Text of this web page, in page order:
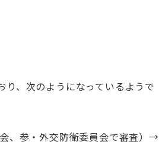
、次のようになっているようで
参・外交防衛委員会で審査）→